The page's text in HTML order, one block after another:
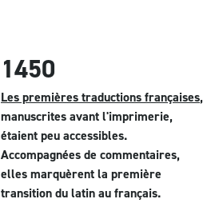
1450
Les premières traductions françaises,
manuscrites avant l'imprimerie,
étaient peu accessibles.
Accompagnées de commentaires,
elles marquèrent la première
transition du latin au français.